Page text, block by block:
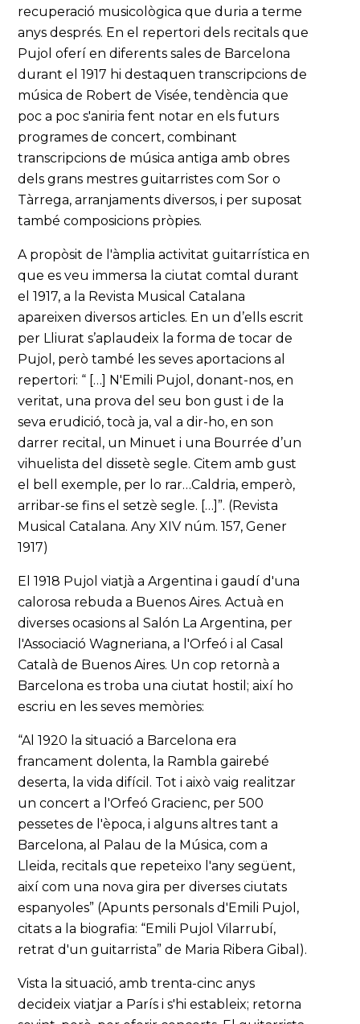
recuperació musicològica que duria a terme
anys després. En el repertori dels recitals que
Pujol oferí en diferents sales de Barcelona
durant el 1917 hi destaquen transcripcions de
música de Robert de Visée, tendència que
poc a poc s'aniria fent notar en els futurs
programes de concert, combinant
transcripcions de música antiga amb obres
dels grans mestres guitarristes com Sor o
Tàrrega, arranjaments diversos, i per suposat
també composicions pròpies.
A propòsit de l'àmplia activitat guitarrística en
que es veu immersa la ciutat comtal durant
el 1917, a la Revista Musical Catalana
apareixen diversos articles. En un d’ells escrit
per Lliurat s’aplaudeix la forma de tocar de
Pujol, però també les seves aportacions al
repertori: “ […] N'Emili Pujol, donant-nos, en
veritat, una prova del seu bon gust i de la
seva erudició, tocà ja, val a dir-ho, en son
darrer recital, un Minuet i una Bourrée d’un
vihuelista del dissetè segle. Citem amb gust
el bell exemple, per lo rar…Caldria, emperò,
arribar-se fins el setzè segle. […]”. (Revista
Musical Catalana. Any XIV núm. 157, Gener
1917)
El 1918 Pujol viatjà a Argentina i gaudí d'una
calorosa rebuda a Buenos Aires. Actuà en
diverses ocasions al Salón La Argentina, per
l'Associació Wagneriana, a l'Orfeó i al Casal
Català de Buenos Aires. Un cop retornà a
Barcelona es troba una ciutat hostil; així ho
escriu en les seves memòries:
“Al 1920 la situació a Barcelona era
francament dolenta, la Rambla gairebé
deserta, la vida difícil. Tot i això vaig realitzar
un concert a l'Orfeó Gracienc, per 500
pessetes de l'època, i alguns altres tant a
Barcelona, al Palau de la Música, com a
Lleida, recitals que repeteixo l'any següent,
així com una nova gira per diverses ciutats
espanyoles” (Apunts personals d'Emili Pujol,
citats a la biografia: “Emili Pujol Vilarrubí,
retrat d'un guitarrista” de Maria Ribera Gibal).
Vista la situació, amb trenta-cinc anys
decideix viatjar a París i s'hi estableix; retorna